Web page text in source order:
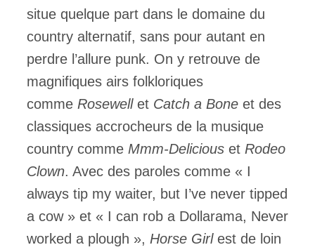
situe quelque part dans le domaine du
country alternatif, sans pour autant en
perdre l’allure punk. On y retrouve de
magnifiques airs folkloriques
comme Rosewellet Catch a Bone et des
classiques accrocheurs de la musique
country comme Mmm-Delicious et Rodeo
Clown. Avec des paroles comme « I
always tip my waiter, but I’ve never tipped
a cow » et « I can rob a Dollarama, Never
worked a plough », Horse Girlest de loin